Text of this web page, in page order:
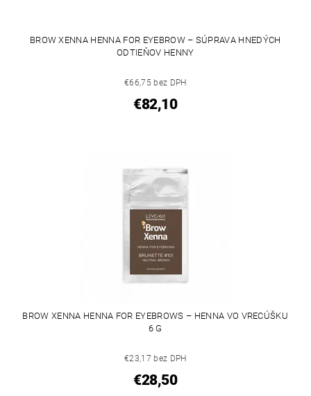
BROW XENNA HENNA FOR EYEBROW – SÚPRAVA HNEDÝCH
ODTIEŇOV HENNY
€66,75 bez DPH
€82,10
BROW XENNA HENNA FOR EYEBROWS – HENNA VO VRECÚŠKU
6 G
€23,17 bez DPH
€28,50